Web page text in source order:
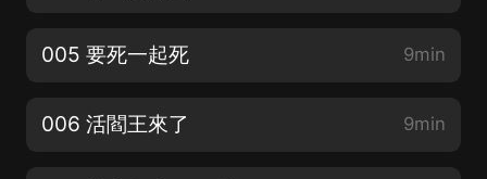
005 要死一起死 9min
006 活閻王來了 9min